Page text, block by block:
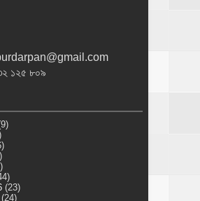
১২৫ ৮০৯
(23)
(24)